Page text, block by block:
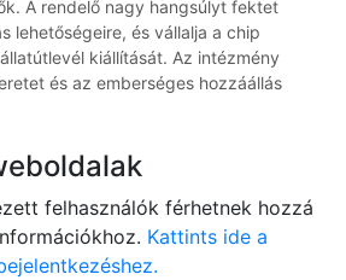
A rendelő nagy hangsúlyt fektet
lehetőségeire, és vállalja a chip
kiállítását. Az intézmény
és az emberséges hozzáállás
felhasználók férhetnek hozzá
Kattints ide a